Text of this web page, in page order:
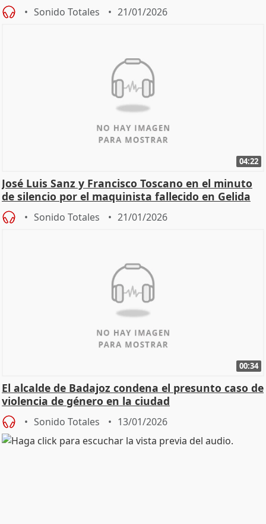
Sonido Totales 21/01/2026
04:22
José Luis Sanz y Francisco Toscano en el minuto
de silencio por el maquinista fallecido en Gelida
Sonido Totales 21/01/2026
00:34
El alcalde de Badajoz condena el presunto caso de
violencia de género en la ciudad
Sonido Totales 13/01/2026